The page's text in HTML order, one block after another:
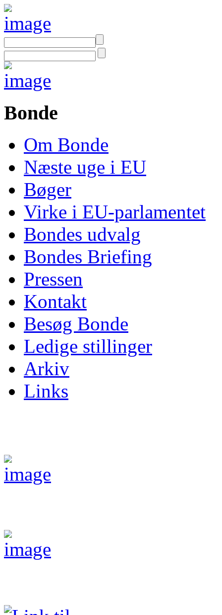
Bonde
Om Bonde
Næste uge i EU
Bøger
Virke i EU-parlamentet
Bondes udvalg
Bondes Briefing
Pressen
Kontakt
Besøg Bonde
Ledige stillinger
Arkiv
Links